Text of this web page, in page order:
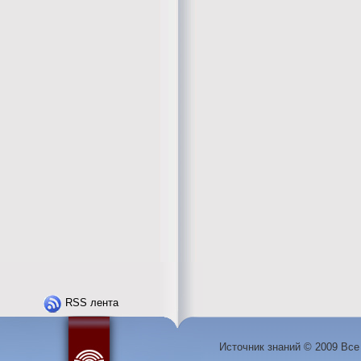
RSS лента
Источник знаний © 2009